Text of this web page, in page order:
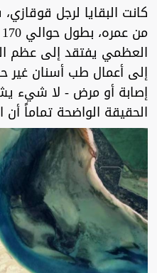
كانت البقايا لرجل
العظمي يفتقد إلى عظم
إلى أعمال طب أسنان غير
إصابة أو مرض - لا شيء
الحقيقة الواضحة تماماً